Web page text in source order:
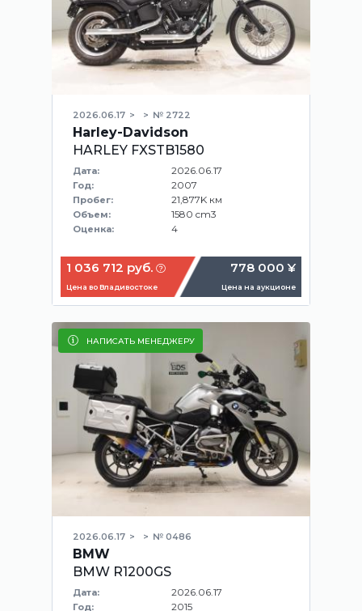
2026.06.17 № 2722
Harley-Davidson
HARLEY FXSTB1580
Дата: 2026.06.17
Год: 2007
Пробег: 21,877K км
Объем: 1580 cm3
Оценка: 4
1 036 712 руб.
Цена во Владивостоке
778 000 ¥
Цена на аукционе
НАПИСАТЬ МЕНЕДЖЕРУ
2026.06.17 № 0486
BMW
BMW R1200GS
Дата: 2026.06.17
Год: 2015